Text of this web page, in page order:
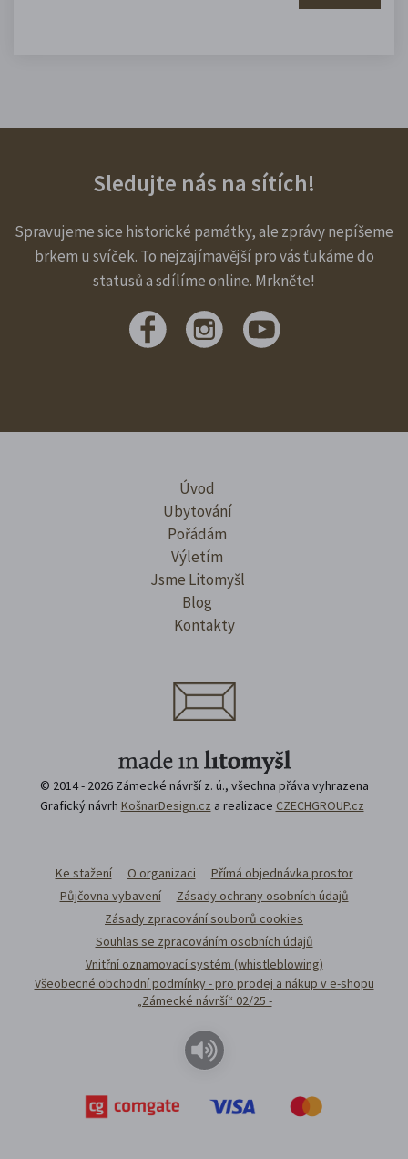
Sledujte nás na sítích!
Spravujeme sice historické památky, ale zprávy nepíšeme
brkem u svíček. To nejzajímavější pro vás ťukáme do
statusů a sdílíme online. Mrkněte!
Úvod
Ubytování
Pořádám
Výletím
Jsme Litomyšl
Blog
Kontakty
© 2014 - 2026 Zámecké návrší z. ú., všechna přáva vyhrazena
Grafický návrh KošnarDesign.cz a realizace CZECHGROUP.cz
Ke stažení O organizaci
Přímá objednávka prostor
Půjčovna vybavení
Zásady ochrany osobních údajů
Zásady zpracování souborů cookies
Souhlas se zpracováním osobních údajů
Vnitřní oznamovací systém (whistleblowing)
Všeobecné obchodní podmínky - pro prodej a nákup v e-shopu
„Zámecké návrší“ 02/25 -